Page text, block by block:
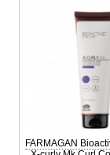
FARMAGAN